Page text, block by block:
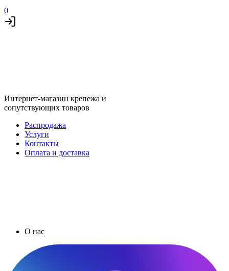
0
Интернет-магазин крепежа и
сопутствующих товаров
Распродажа
Услуги
Контакты
Оплата и доставка
О нас